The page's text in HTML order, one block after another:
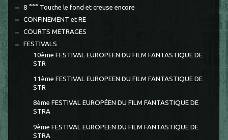
8 °°° Touche le fond et creuse encore
CONFINEMENT et RE
COURTS METRAGES
FESTIVALS
10ème FESTIVAL EUROPEEN DU FILM FANTASTIQUE DE
STR
11ème FESTIVAL EUROPEEN DU FILM FANTASTIQUE DE
STR
8ème FESTIVAL EUROPÉEN DU FILM FANTASTIQUE DE
STRA
9ème FESTIVAL EUROPEEN DU FILM FANTASTIQUE DE
STRA